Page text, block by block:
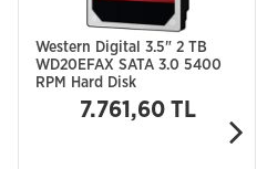
Western Digital 3.5" 2 TB
WD20EFAX SATA 3.0 5400
RPM Hard Disk
7.761,60 TL